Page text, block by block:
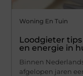
Woning En Tuin
Loodgieter
en energie in
Binnen
afgelopen jaren